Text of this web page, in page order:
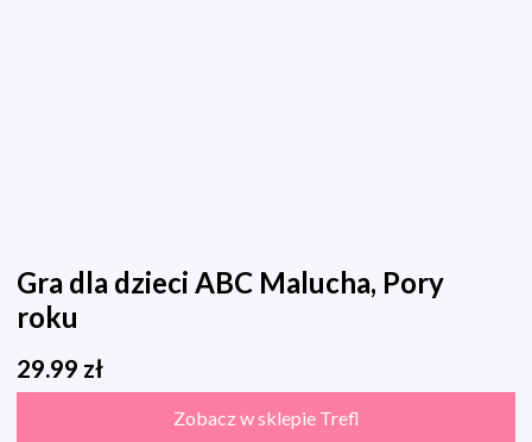
Gra dla dzieci ABC Malucha, Pory
roku
29.99 zł
Zobacz w sklepie Trefl